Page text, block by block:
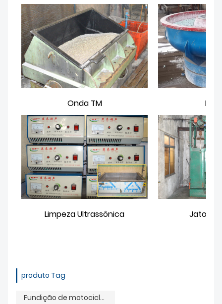
Onda TM
Limpeza Ultrassônica Jato de
produto Tag
Fundição de motocicleta